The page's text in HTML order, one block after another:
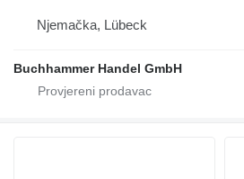
Njemačka, Lübeck
Buchhammer Handel GmbH